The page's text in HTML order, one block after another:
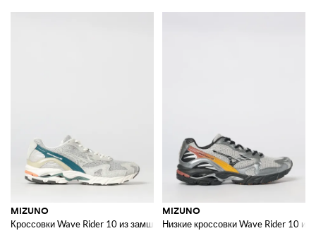
MIZUNO
Кроссовки Wave Rider 10 из замши и сетки
MIZUNO
Низкие кроссовки Wave Rider 10 из